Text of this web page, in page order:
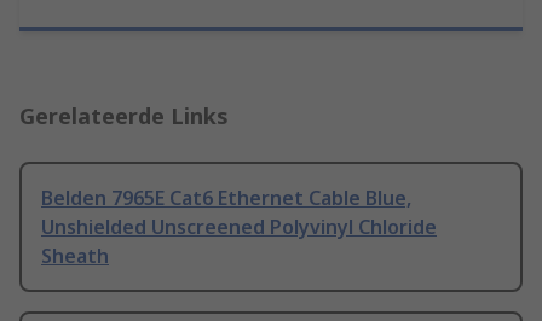
Gerelateerde Links
Belden 7965E Cat6 Ethernet Cable Blue,
Unshielded Unscreened Polyvinyl Chloride
Sheath